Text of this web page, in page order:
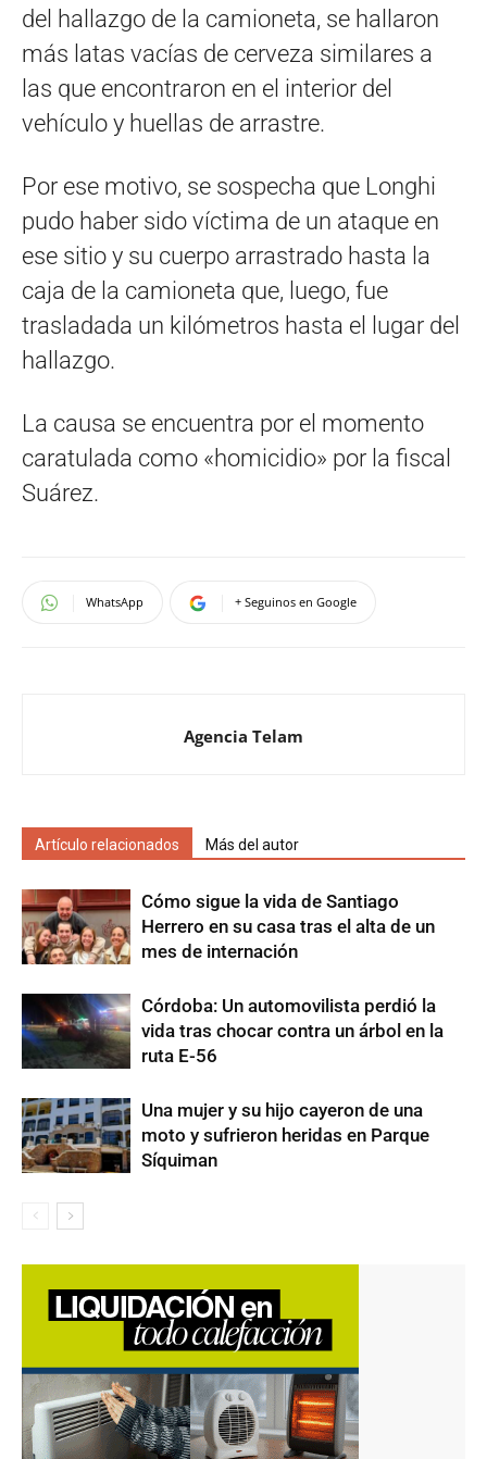
del hallazgo de la camioneta, se hallaron
más latas vacías de cerveza similares a
las que encontraron en el interior del
vehículo y huellas de arrastre.
Por ese motivo, se sospecha que Longhi
pudo haber sido víctima de un ataque en
ese sitio y su cuerpo arrastrado hasta la
caja de la camioneta que, luego, fue
trasladada un kilómetros hasta el lugar del
hallazgo.
La causa se encuentra por el momento
caratulada como «homicidio» por la fiscal
Suárez.
WhatsApp + Seguinos en Google
Agencia Telam
Artículo relacionados Más del autor
Cómo sigue la vida de Santiago
Herrero en su casa tras el alta de un
mes de internación
Córdoba: Un automovilista perdió la
vida tras chocar contra un árbol en la
ruta E-56
Una mujer y su hijo cayeron de una
moto y sufrieron heridas en Parque
Síquiman